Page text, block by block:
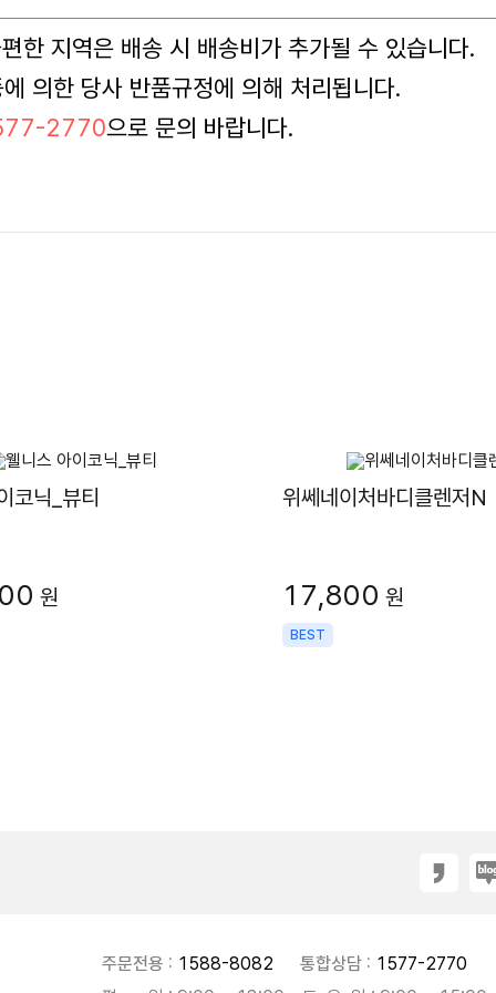
한 지역은 배송 시 배송비가 추가될 수 있습니다.
의한 당사 반품규정에 의해 처리됩니다.
2770으로 문의 바랍니다.
코닉_뷰티
원
위쎄네이처바디클렌저N
17,800 원
BEST
주문전용 : 1588-8082 통합상담 : 1577-2770